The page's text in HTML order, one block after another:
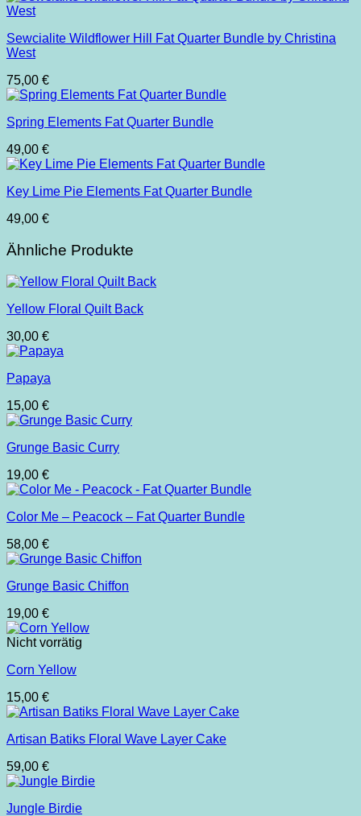
Sewcialite Wildflower Hill Fat Quarter Bundle by Christina
West
75,00 €
Spring Elements Fat Quarter Bundle
49,00 €
Key Lime Pie Elements Fat Quarter Bundle
49,00 €
Ähnliche Produkte
Yellow Floral Quilt Back
30,00 €
Papaya
15,00 €
Grunge Basic Curry
19,00 €
Color Me – Peacock – Fat Quarter Bundle
58,00 €
Grunge Basic Chiffon
19,00 €
Nicht vorrätig
Corn Yellow
15,00 €
Artisan Batiks Floral Wave Layer Cake
59,00 €
Jungle Birdie